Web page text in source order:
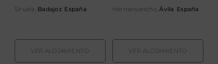
Siruela, Badajoz. España
VER ALOJAMIENTO
Hernansancho,Ávila . España
VER ALOJAMIENTO